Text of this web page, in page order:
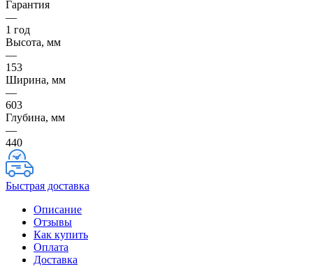
Гарантия
—
1 год
Высота, мм
—
153
Ширина, мм
—
603
Глубина, мм
—
440
Быстрая доставка
Описание
Отзывы
Как купить
Оплата
Доставка